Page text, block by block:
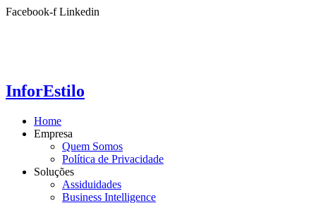
Ir
Facebook-f Linkedin
InforEstilo
Home
Empresa
Quem Somos
Política de Privacidade
Soluções
Assiduidades
Business Intelligence